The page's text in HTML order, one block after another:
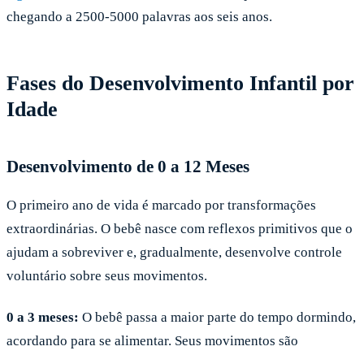
chegando a 2500-5000 palavras aos seis anos.
Fases do Desenvolvimento Infantil por
Idade
Desenvolvimento de 0 a 12 Meses
O primeiro ano de vida é marcado por transformações
extraordinárias. O bebê nasce com reflexos primitivos que o
ajudam a sobreviver e, gradualmente, desenvolve controle
voluntário sobre seus movimentos.
0 a 3 meses: O bebê passa a maior parte do tempo dormindo,
acordando para se alimentar. Seus movimentos são